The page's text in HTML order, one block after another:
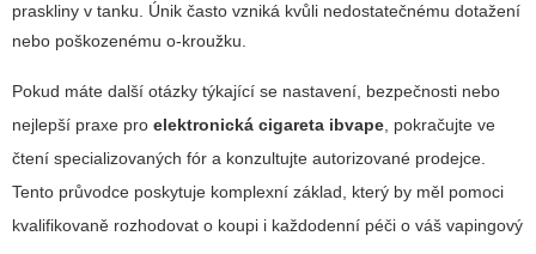
praskliny v tanku. Únik často vzniká kvůli nedostatečnému dotažení
nebo poškozenému o-kroužku.
Pokud máte další otázky týkající se nastavení, bezpečnosti nebo
nejlepší praxe pro elektronická cigareta ibvape , pokračujte ve
čtení specializovaných fór a konzultujte autorizované prodejce.
Tento průvodce poskytuje komplexní základ, který by měl pomoci
kvalifikovaně rozhodovat o koupi i každodenní péči o váš vapingový